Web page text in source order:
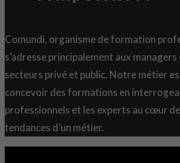
Comundi, organisme de formation
s’adresse principalement aux
secteurs privé et public. Notre métier
concevoir des formations en
professionnels et les experts au cœur
tendances d’un métier.